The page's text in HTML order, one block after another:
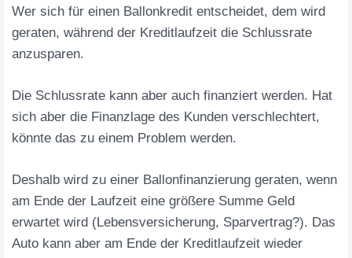
Wer sich für einen Ballonkredit entscheidet, dem wird
geraten, während der Kreditlaufzeit die Schlussrate
anzusparen.
Die Schlussrate kann aber auch finanziert werden. Hat
sich aber die Finanzlage des Kunden verschlechtert,
könnte das zu einem Problem werden.
Deshalb wird zu einer Ballonfinanzierung geraten, wenn
am Ende der Laufzeit eine größere Summe Geld
erwartet wird (Lebensversicherung, Sparvertrag?). Das
Auto kann aber am Ende der Kreditlaufzeit wieder